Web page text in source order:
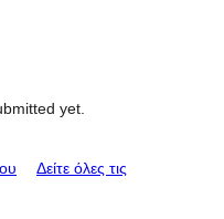
yet.
Δείτε όλες τις